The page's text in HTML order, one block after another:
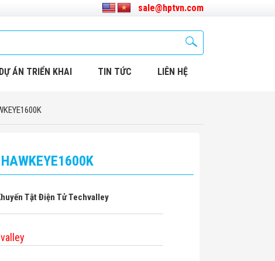
sale@hptvn.com
DỰ ÁN TRIỂN KHAI TIN TỨC LIÊN HỆ
Tật Điện Tử Techvalley